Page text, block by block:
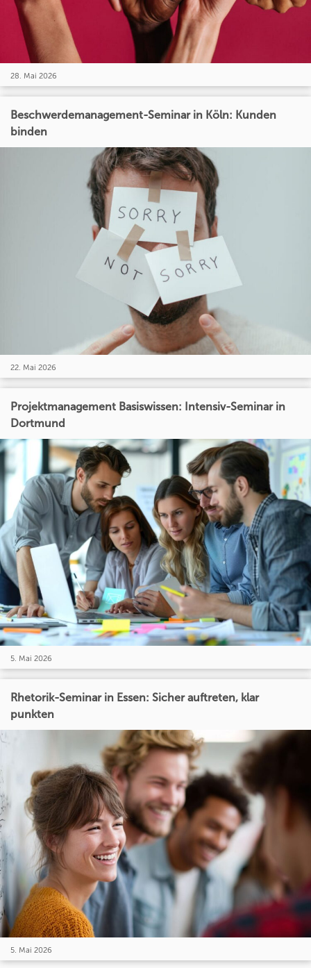
28. Mai 2026
Beschwerdemanagement-Seminar in Köln: Kunden
binden
22. Mai 2026
Projektmanagement Basiswissen: Intensiv-Seminar in
Dortmund
5. Mai 2026
Rhetorik-Seminar in Essen: Sicher auftreten, klar
punkten
5. Mai 2026